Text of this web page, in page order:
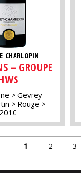
CHARLOPIN
– GROUPE
Gevrey-
Rouge
2010
1 2 3